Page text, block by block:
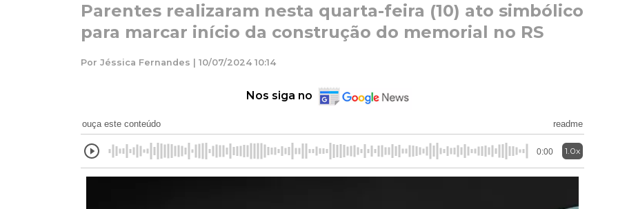
Parentes realizaram nesta quarta-feira (10) ato simbólico
para marcar início da construção do memorial no RS
Por Jéssica Fernandes | 10/07/2024 10:14
Nos siga no
ouça este conteúdo readme
0:00 1.0x